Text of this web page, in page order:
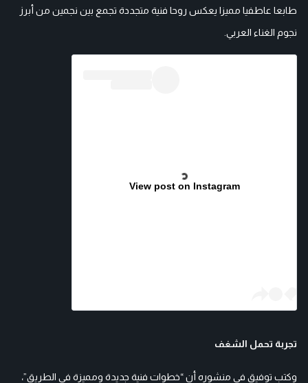
طابعا عاطفيا مميزا يعكس روحا فنية متجددة تجمع بين نجمين من أبرز
نجوم الغناء العربي.
View post on Instagram
تجربة تحمل الشغف
وكتب توفيق في منشوره أن “خطوات فنية جديدة ومميزة في الطريق”،